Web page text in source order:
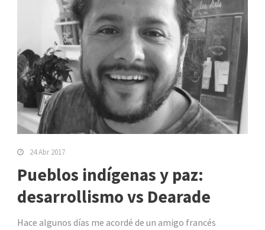
24 Abr 2017
Pueblos indígenas y paz:
desarrollismo vs Dearade
Hace algunos días me acordé de un amigo francés